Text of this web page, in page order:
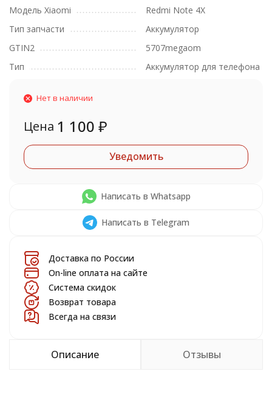
Модель Xiaomi
Redmi Note 4X
Тип запчасти
Аккумулятор
GTIN2
5707megaom
Тип
Аккумулятор для телефона
Нет в наличии
Цена 1 100 ₽
Уведомить
Написать в Whatsapp
Написать в Telegram
Доставка по России
On-line оплата на сайте
Система скидок
Возврат товара
Всегда на связи
Описание Отзывы